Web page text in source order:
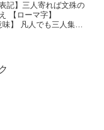
【ローマ字】